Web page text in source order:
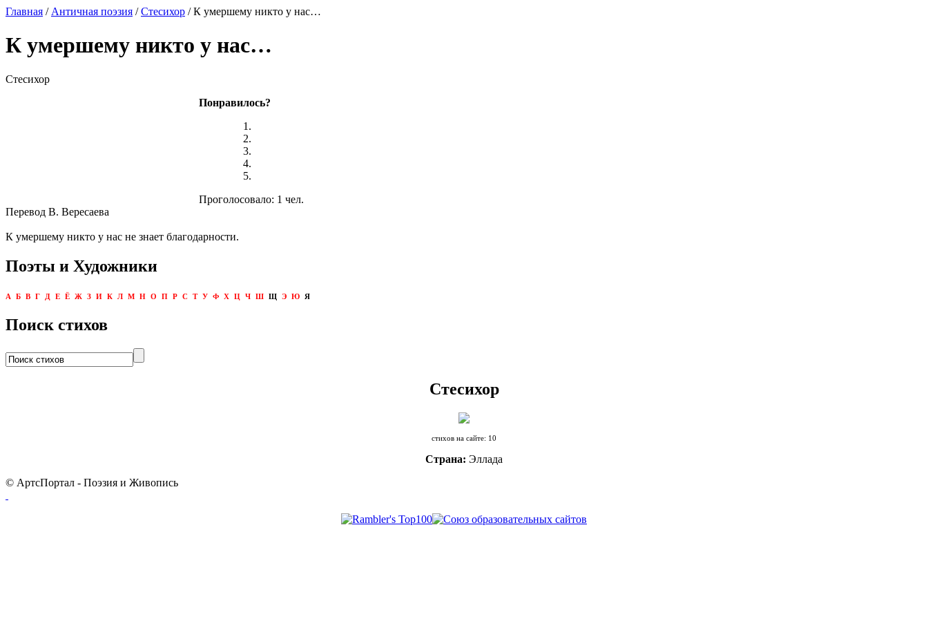
Главная / Античная поэзия /Стесихор / К умершему никто у нас…
К умершему никто у нас…
Стесихор
Понравилось?
Проголосовало: 1 чел.
Перевод В. Вересаева
К умершему никто у нас не знает благодарности.
Поэты и Художники
А Б В Г Д Е Ё Ж З И К Л М Н О П Р С Т У Ф Х Ц Ч Ш Щ Э Ю Я
Поиск стихов
Стесихор
стихов на сайте: 10
Страна: Эллада
© АртсПортал - Поэзия и Живопись